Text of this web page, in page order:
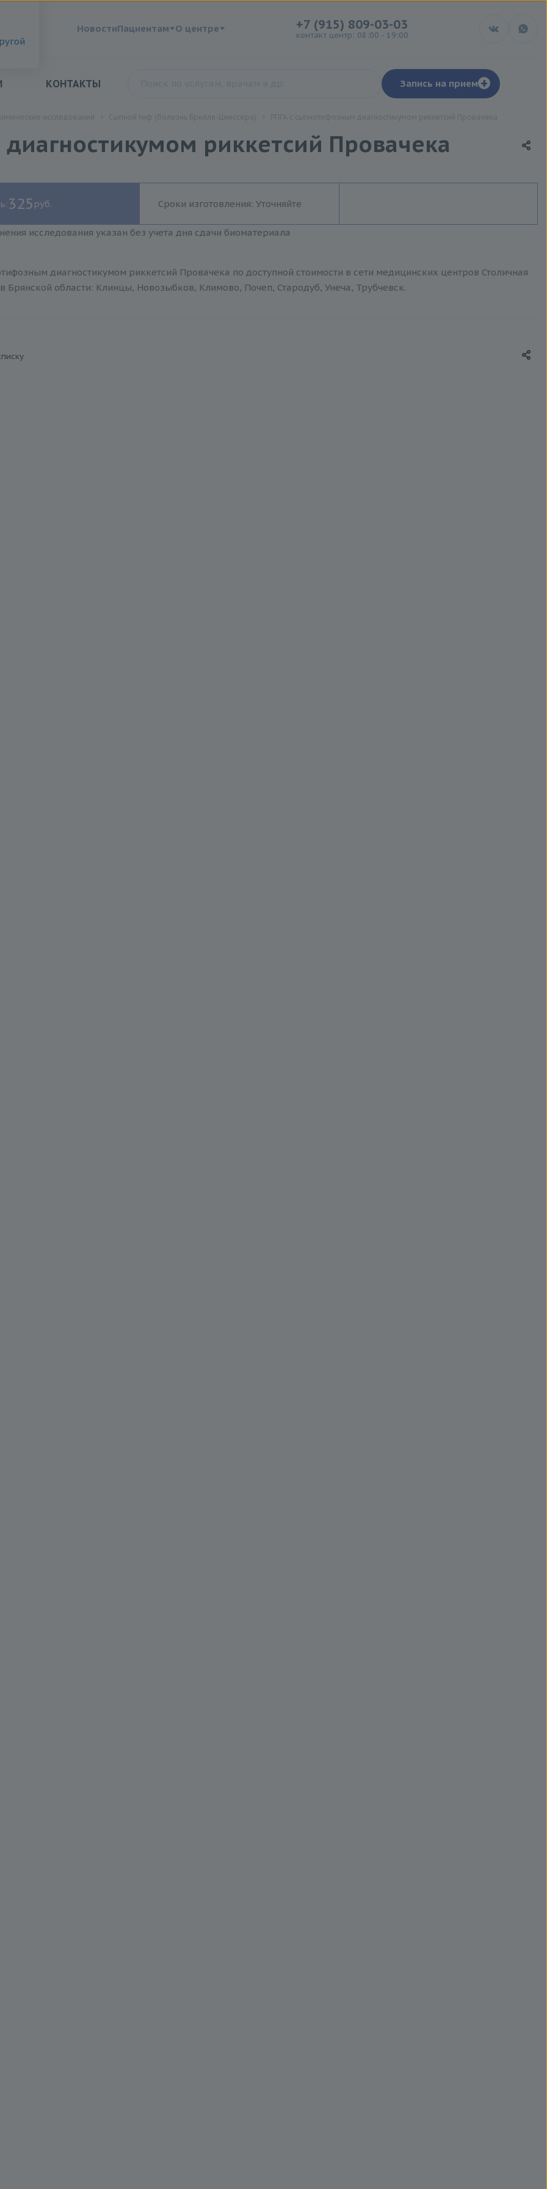
НовостиПациентам О центре +7 (915) 809-03-03
контакт центр: 08:00 - 19:00
КОНТАКТЫ Запись на прием +
риккетсий Провачека
325 руб. Сроки изготовления: Уточняйте
исследования указан без учета дня сдачи биоматериала
диагностикумом риккетсий Провачека по доступной стоимости в сети медицинских центров Столичная
Брянской области: Клинцы, Новозыбков, Климово, Почеп, Стародуб, Унеча, Трубчевск.